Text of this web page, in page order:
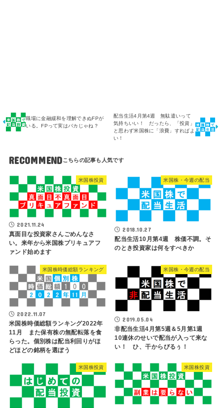
職場に金融緩和を理解できぬFPが
いる。FPって実はバカじゃね？
配当生活4月第4週 無駄遣いって
気持ちいい！ だったら、「投資」
と思わず米国株に「浪費」すればよ
い！
RECOMMEND
米国株投資
2021.11.24
真面目な投資家さんごめんなさ
い。来年から米国株プリキュアフ
ァンド始めます
米国株・今週の配当
2018.10.27
配当生活10月第4週 株価不調。そ
のとき投資家は何をすべきか
米国株時価総額ランキング
2022.11.07
米国株時価総額ランキング2022年
11月 また保有株の無配転落を食
らった。個別株は配当利回りがほ
どほどの銘柄を選ぼう
米国株・今週の配当
2019.05.04
非配当生活4月第5週＆5月第1週
10連休のせいで配当が入って来な
い！ ひ、干からびるぅ！
米国株投資 米国株投資